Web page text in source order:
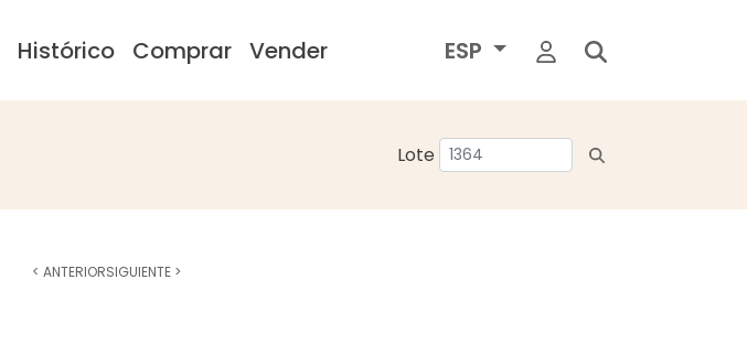
Histórico Comprar Vender ESP
Lote
< ANTERIORSIGUIENTE >